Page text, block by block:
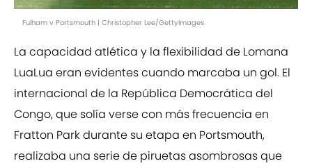
Fulham v Portsmouth | Christopher Lee/GettyImages
La capacidad atlética y la flexibilidad de Lomana
LuaLua eran evidentes cuando marcaba un gol. El
internacional de la República Democrática del
Congo, que solía verse con más frecuencia en
Fratton Park durante su etapa en Portsmouth,
realizaba una serie de piruetas asombrosas que